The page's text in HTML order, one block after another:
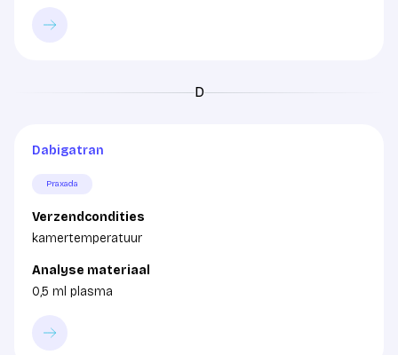
D
Dabigatran
Praxada
Verzendcondities
kamertemperatuur
Analyse materiaal
0,5 ml plasma